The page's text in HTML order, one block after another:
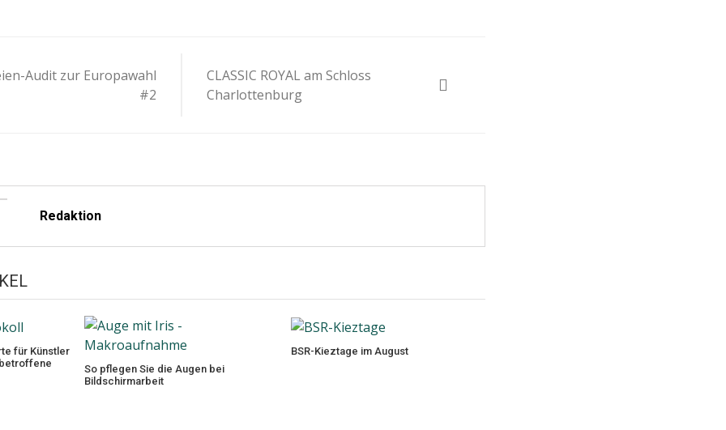
Audit zur Europawahl
#2
CLASSIC ROYAL am Schloss
Charlottenburg
Redaktion
für Künstler
So pflegen Sie die Augen bei
Bildschirmarbeit
BSR-Kieztage im August